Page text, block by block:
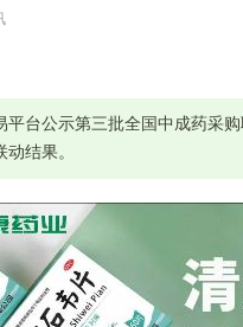
平台公示第三批全国中成药采
结果。